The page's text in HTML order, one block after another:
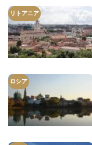
リトアニア
ロシア